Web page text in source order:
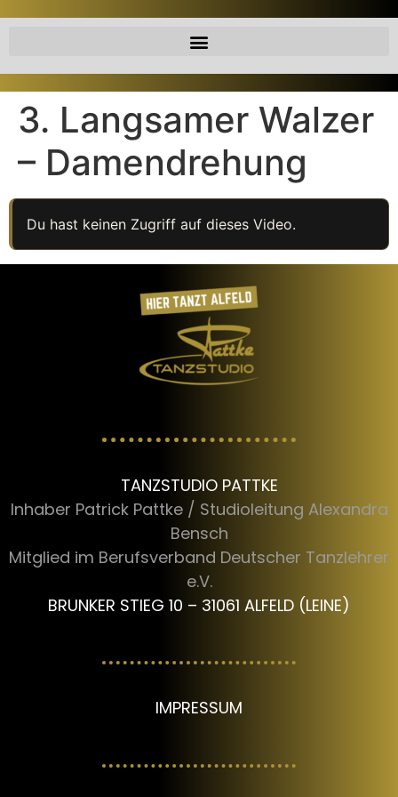
3. Langsamer Walzer
– Damendrehung
Du hast keinen Zugriff auf dieses Video.
TANZSTUDIO PATTKE
Inhaber Patrick Pattke / Studioleitung Alexandra
Bensch
Mitglied im Berufsverband Deutscher Tanzlehrer
e.V.
BRUNKER STIEG 10 – 31061 ALFELD (LEINE)
IMPRESSUM